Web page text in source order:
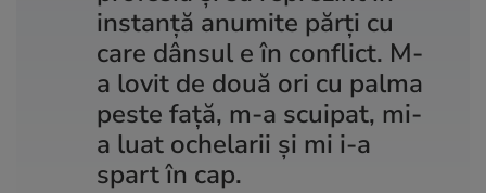
instanță anumite părți cu
care dânsul e în conflict. M-
a lovit de două ori cu palma
peste față, m-a scuipat, mi-
a luat ochelarii și mi i-a
spart în cap.